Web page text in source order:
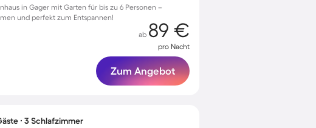
in Gager mit Garten für bis zu 6 Personen –
und perfekt zum Entspannen!
ab 89 €
pro Nacht
Zum Angebot
∙ 3 Schlafzimmer